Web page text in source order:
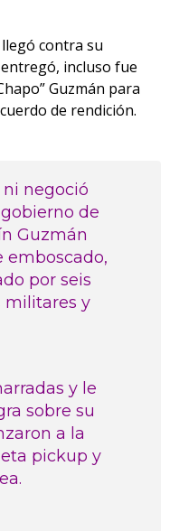
contra su
incluso fue
Guzmán para
de rendición.
negoció
de
Guzmán
emboscado,
por seis
militares y
y le
sobre su
a la
pickup y